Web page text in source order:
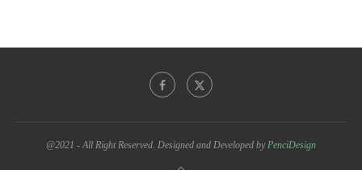
@2021 - All Right Reserved. Designed and Developed by PenciDesign